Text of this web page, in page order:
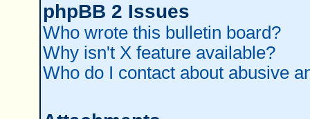
phpBB 2 Issues
Who wrote this bulletin board?
Why isn't X feature available?
Who do I contact about abusive